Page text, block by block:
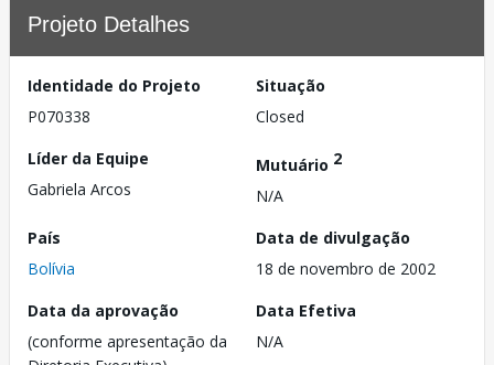
Projeto Detalhes
Identidade do Projeto
P070338
Situação
Closed
Líder da Equipe
Gabriela Arcos
Mutuário 2
N/A
País
Bolívia
Data de divulgação
18 de novembro de 2002
Data da aprovação
(conforme apresentação da
Data Efetiva
N/A